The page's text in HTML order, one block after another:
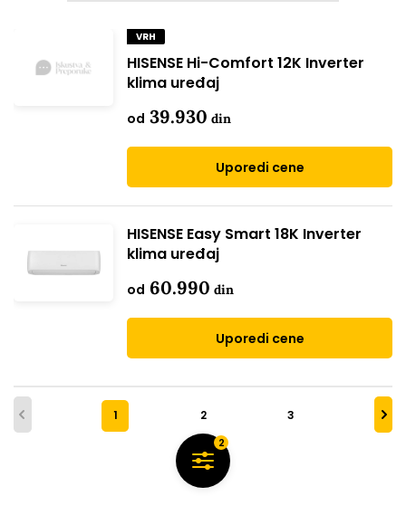
VRH
HISENSE Hi-Comfort 12K Inverter
klima uređaj
od 39.930 din
Uporedi cene
HISENSE Easy Smart 18K Inverter
klima uređaj
od 60.990 din
Uporedi cene
1 2 3
2